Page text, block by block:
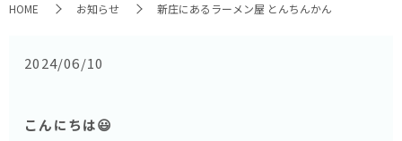
HOME お知らせ 新庄にあるラーメン屋 とんちんかん
2024/06/10
こんにちは😃